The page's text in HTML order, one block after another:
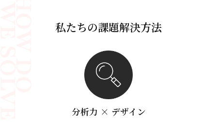
私たちの課題解決方法
分析力 × デザイン